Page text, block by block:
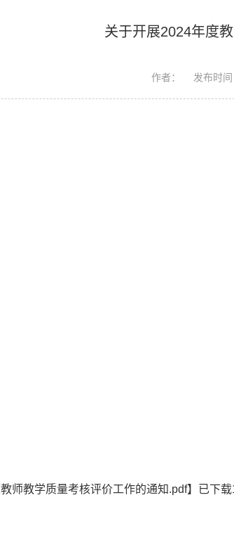
关于开展2024年度
作者： 发布时间
师教学质量考核评价工作的通知.pdf】已下载